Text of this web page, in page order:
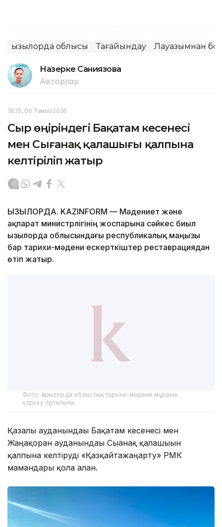
Қызылорда облысы Тағайындау Лауазымнан
Назерке Саниязова
Авторлар
18:25, 06 Тамыз 2026
Сыр өңіріндегі Бақатам кесенесі
мен Сығанақ қалашығы қалпына
келтіріліп жатыр
ҚЫЗЫЛОРДА. KAZINFORM — Мәдениет және
ақпарат министрлігінің жоспарына сәйкес биыл
Қызылорда облысындағы республикалық маңызы
бар тарихи-мәдени ескерткіштер реставрациядан
өтіп жатыр.
Фото: Қызылорда облыстық тарихи-мәдени мұраны
Қазалы ауданындағы Бақатам кесенесі мен
Жаңақорған ауданындағы Сығанақ қалашығын
қалпына келтіруді «Қазқайтажаңарту» РМК